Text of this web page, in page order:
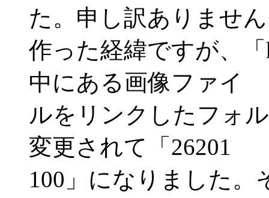
た。申し訳ありませ
作った経緯ですが、
中にある画像ファイ
ルをリンクしたフォ
変更されて「26201
100」になりました